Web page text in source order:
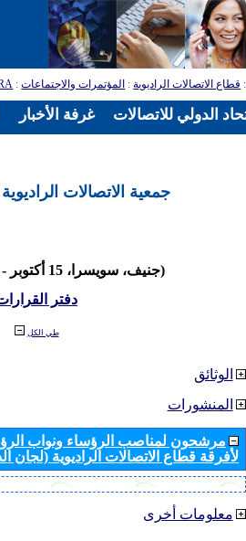
قطاع الاتصالات الراديوية: المؤتمرات والاجتماعات:
جمعية الاتصالات الراديوية 2007 (RA-07)
(جنيف، سويسرا، 15 أكتوبر - 19 أكتوبر 2007)
دفتر
طي الكل
الوثائق
المنشورات
مرشحون لمناصب الرؤساء ونواب
لأفرقة قطاع الاتصالات الراديوية (لجان
معلومات أخرى
غرفة الأخبار الدولي للاتصالات